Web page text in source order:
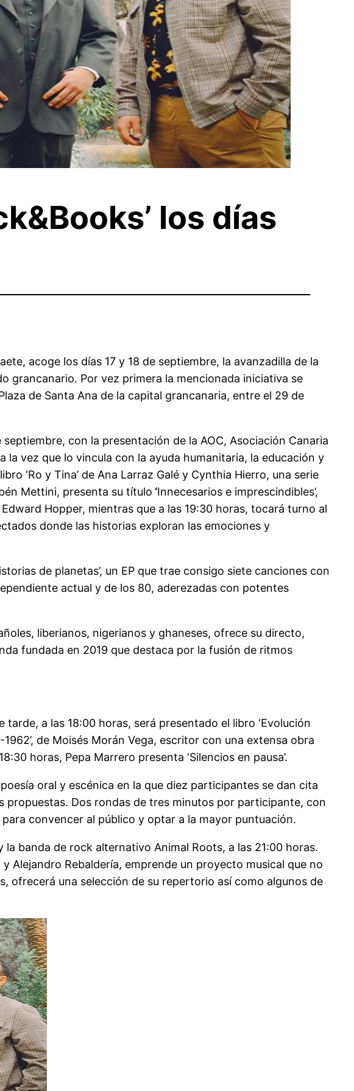
los días
acoge los días 17 y 18 de septiembre, la avanzadilla de la
grancanario. Por vez primera la mencionada iniciativa se
de Santa Ana de la capital grancanaria, entre el 29 de
con la presentación de la AOC, Asociación Canaria
vez que lo vincula con la ayuda humanitaria, la educación y
‘Ro y Tina’ de Ana Larraz Galé y Cynthia Hierro, una serie
Mettini, presenta su título ‘Innecesarios e imprescindibles’,
Hopper, mientras que a las 19:30 horas, tocará turno al
donde las historias exploran las emociones y
de planetas’, un EP que trae consigo siete canciones con
actual y de los 80, aderezadas con potentes
liberianos, nigerianos y ghaneses, ofrece su directo,
fundada en 2019 que destaca por la fusión de ritmos
a las 18:00 horas, será presentado el libro ‘Evolución
de Moisés Morán Vega, escritor con una extensa obra
horas, Pepa Marrero presenta ‘Silencios en pausa’.
oral y escénica en la que diez participantes se dan cita
propuestas. Dos rondas de tres minutos por participante, con
convencer al público y optar a la mayor puntuación.
banda de rock alternativo Animal Roots, a las 21:00 horas.
Alejandro Rebaldería, emprende un proyecto musical que no
ofrecerá una selección de su repertorio así como algunos de